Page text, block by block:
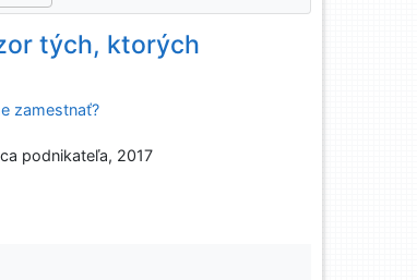
tých, ktorých
zamestnať?
podnikateľa, 2017